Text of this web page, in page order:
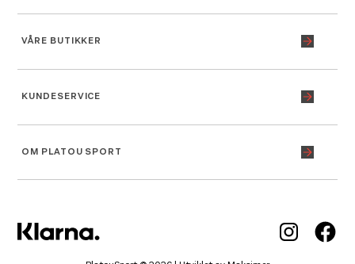
VÅRE BUTIKKER
KUNDESERVICE
OM PLATOU SPORT